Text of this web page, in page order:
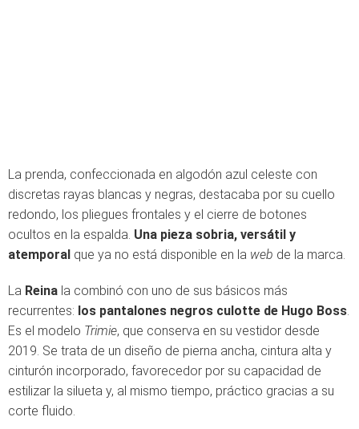
La prenda, confeccionada en algodón azul celeste con
discretas rayas blancas y negras, destacaba por su cuello
redondo, los pliegues frontales y el cierre de botones
ocultos en la espalda. Una pieza sobria, versátil y
atemporal que ya no está disponible en la web de la marca.
La Reina la combinó con uno de sus básicos más
recurrentes: los pantalones negros culotte de Hugo Boss
Es el modelo Trimie, que conserva en su vestidor desde
2019. Se trata de un diseño de pierna ancha, cintura alta y
cinturón incorporado, favorecedor por su capacidad de
estilizar la silueta y, al mismo tiempo, práctico gracias a su
corte fluido.